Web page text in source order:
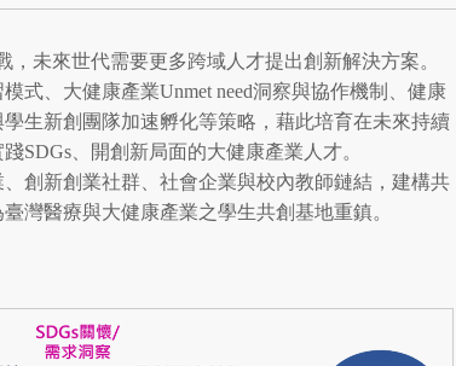
，未來世代需要更多跨域人才提出創新解決方案。
式、大健康產業Unmet need洞察與協作機制、健康
生新創團隊加速孵化等策略，藉此培育在未來持續
SDGs、開創新局面的大健康產業人才。
創新創業社群、社會企業與校內教師鏈結，建構共
灣醫療與大健康產業之學生共創基地重鎮。